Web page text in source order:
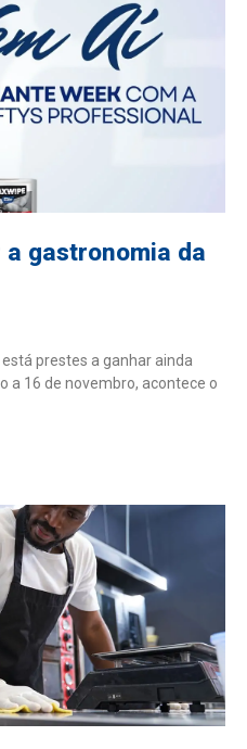
gastronomia da
prestes a ganhar ainda
a 16 de novembro, acontece o